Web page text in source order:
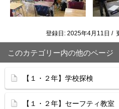
登録日: 2025年4月11日 /
このカテゴリー内の他のページ
【１・２年】学校探検
【１・２年】セーフティ教室